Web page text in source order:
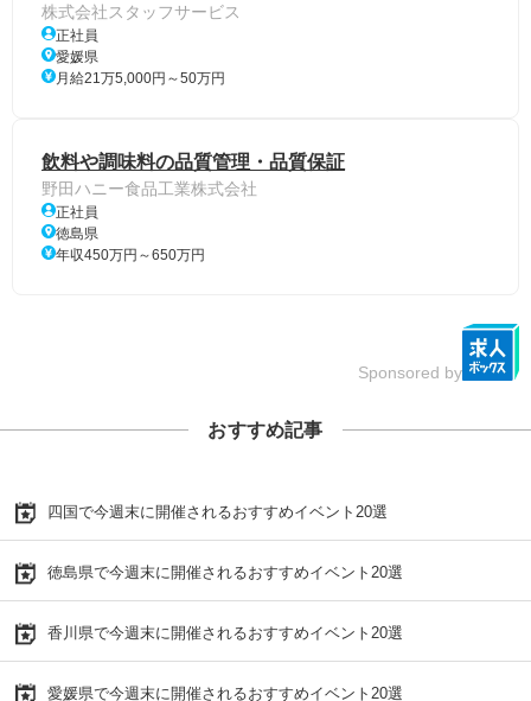
株式会社スタッフサービス
正社員
愛媛県
月給21万5,000円～50万円
飲料や調味料の品質管理・品質保証
野田ハニー食品工業株式会社
正社員
徳島県
年収450万円～650万円
Sponsored by
おすすめ記事
四国で今週末に開催されるおすすめイベント20選
徳島県で今週末に開催されるおすすめイベント20選
香川県で今週末に開催されるおすすめイベント20選
愛媛県で今週末に開催されるおすすめイベント20選